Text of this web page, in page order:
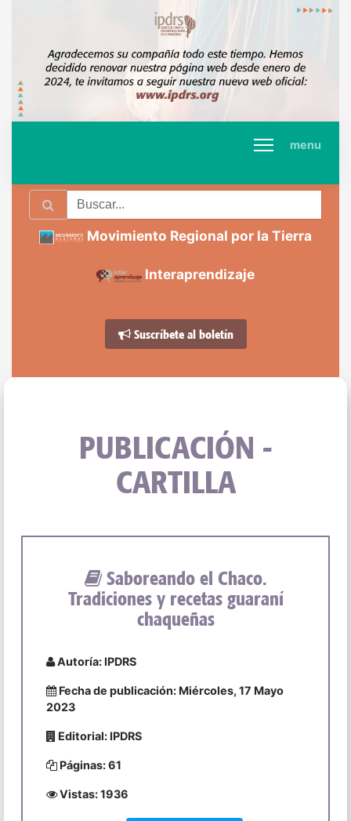
menu
Movimiento Regional por la Tierra
Interaprendizaje
Suscríbete al boletín
PUBLICACIÓN -
CARTILLA
Saboreando el Chaco.
Tradiciones y recetas guaraní
chaqueñas
Autoría: IPDRS
Fecha de publicación: Miércoles, 17 Mayo
2023
Editorial: IPDRS
Páginas: 61
Vistas: 1936